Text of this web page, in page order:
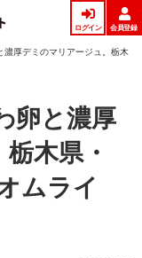
ログイン 会員登録
濃厚デミのマリアージュ。栃木
卵と濃厚
木県・
ムライ